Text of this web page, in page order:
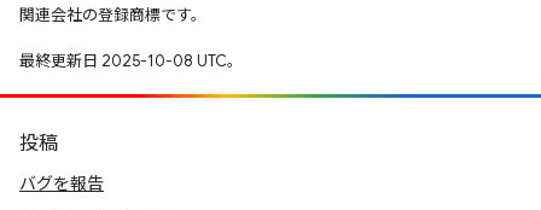
関連会社の登録商標です。
最終更新日 2025-10-08 UTC。
投稿
バグを報告